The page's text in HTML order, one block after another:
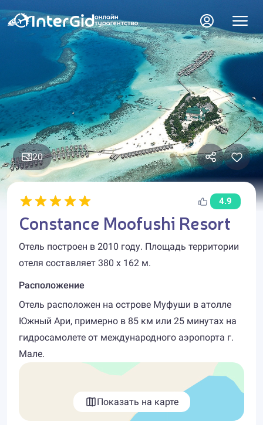
20
4.9
Constance Moofushi Resort
Отель построен в 2010 году. Площадь территории
отеля составляет 380 х 162 м.
Расположение
Отель расположен на острове Муфуши в атолле
Южный Ари, примерно в 85 км или 25 минутах на
гидросамолете от международного аэропорта г.
Мале.
Показать на карте